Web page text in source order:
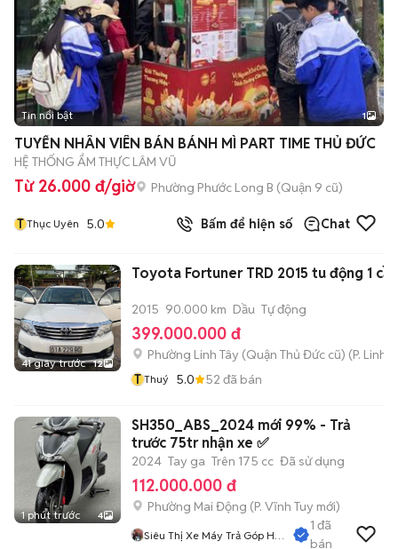
Tin nổi bật 1
TUYỂN NHÂN VIÊN BÁN BÁNH MÌ PART TIME THỦ ĐỨC
HỆ THỐNG ẨM THỰC LÂM VŨ
Từ 26.000 đ/giờ Phường Phước Long B (Quận 9 cũ)
T Thục Uyên 5.0 Bấm để hiện số Chat
41 giây trước 12
Toyota Fortuner TRD 2015 tu động 1 cầu
2015 90.000 km Dầu Tự động
399.000.000 đ
Phường Linh Tây (Quận Thủ Đức cũ) (P. Linh
T Thuý 5.0 52 đã bán
1 phút trước 4
SH350_ABS_2024 mới 99% - Trả
trước 75tr nhận xe ✅
2024 Tay ga Trên 175 cc Đã sử dụng
112.000.000 đ
Phường Mai Động (P. Vĩnh Tuy mới)
Siêu Thị Xe Máy Trả Góp Hà
1 đã
bán